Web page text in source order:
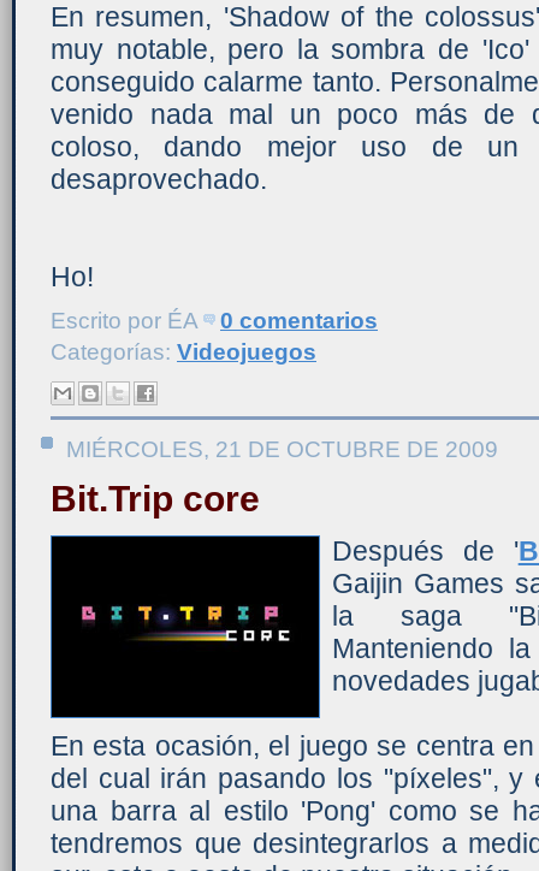
En resumen, 'Shadow of the
muy notable, pero la sombra de
conseguido calarme tanto.
venido nada mal un poco más de
coloso, dando mejor uso de un
desaprovechado.
Ho!
Escrito por ÉA
0 comentarios
Categorías: Videojuegos
MIÉRCOLES, 21 DE OCTUBRE DE 2009
Bit.Trip core
Después de '
Gaijin Games
la saga
Manteniendo
novedades
En esta ocasión, el juego se centra
del cual irán pasando los "píxeles",
una barra al estilo 'Pong' como se
tendremos que desintegrarlos a